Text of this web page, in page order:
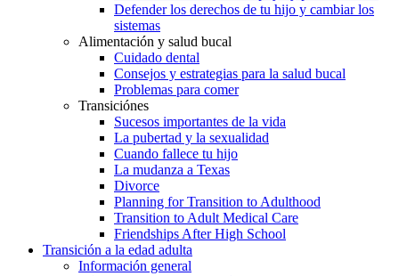
Defender los derechos de tu hijo y cambiar los
sistemas
Alimentación y salud bucal
Cuidado dental
Consejos y estrategias para la salud bucal
Problemas para comer
Transiciónes
Sucesos importantes de la vida
La pubertad y la sexualidad
Cuando fallece tu hijo
La mudanza a Texas
Divorce
Planning for Transition to Adulthood
Transition to Adult Medical Care
Friendships After High School
Transición a la edad adulta
Información general